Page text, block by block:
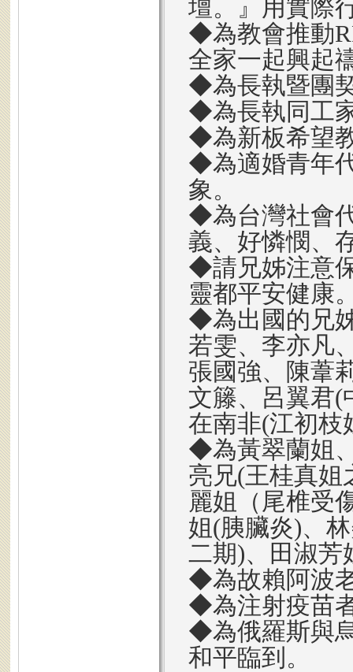
壇。』用實際
◆為教會推動
全家一起興起
◆為長執暨團
◆為長執同工
◆為新板希望
◆為適婚青年
象。
◆為台灣社會
義、好憐憫、
◆請兄姊注意
靈都平安健康
◆為出國的兄
若雯、李亦凡
張國強、陳葦
文籐、呂翼君(
在南非(江初枝
◆為黃翠蘭姐
亮兄(王桂真姐
麗姐（尾椎受
姐(胰臟炎)、
二期)、田淑芳
◆為故賴阿波
◆為注射疫苗
◆為俄羅斯與
和平臨到。